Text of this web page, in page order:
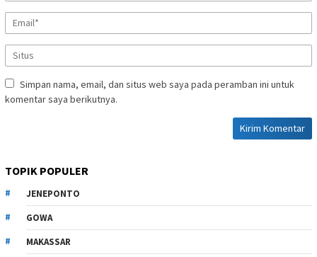
Simpan nama, email, dan situs web saya pada peramban ini untuk
komentar saya berikutnya.
TOPIK POPULER
JENEPONTO
GOWA
MAKASSAR